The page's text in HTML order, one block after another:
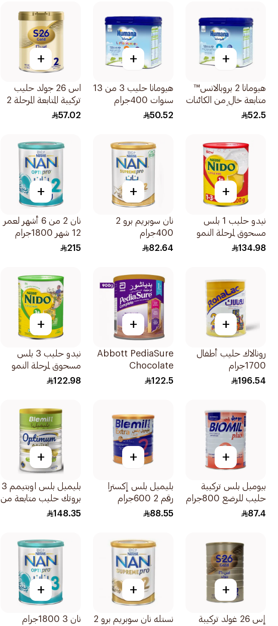
+
هيومانا 2 بروبالانس™
متابعة خالٍ من الكائنات
المعدلة وراثياً -
52.5
+
هيومانا حليب 3 من 13
سنوات 400جرام
50.52
+
اس 26 جولد حليب
تركيبة المتابعة المرحلة 2
57.02
+
نيدو حليب 1 بلس
مسحوق لمرحلة النمو
1800جرام
134.98
+
نان سوبريم برو 2
400جرام
82.64
+
نان 2 من 6 أشهر لعمر
12 شهر 1800جرام
215
+
رونالاك حليب أطفال
1700جرام
196.54
+
Abbott PediaSure
Chocolate
Complete
122.5
+
نيدو حليب 3 بلس
مسحوق لمرحلة النمو
1800جرام
122.98
+
بيوميل بلس تركيبة
حليب للرضع 800جرام
87.4
+
بليميل بلس إكسترا
رقم 2 600جرام
88.55
+
بليميل بلس اوبتيمم 3
بروتك حليب متابعة من
سنوات 1.2كجم
148.35
+
إس 26 غولد تركيبة
+
نستله نان سوبريم برو 2
+
نان 3 1800جرام